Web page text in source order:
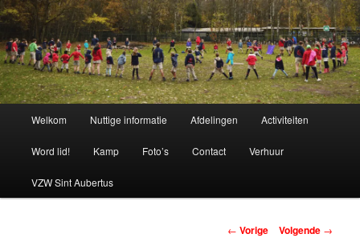
Spring
naar
de
primaire
inhoudChiro Bethanie
Welkom Nuttige informatie Afdelingen Activiteiten
Word lid! Kamp Foto’s Contact Verhuur
VZW Sint Aubertus
Berichtnavigatie
← Vorige Volgende →